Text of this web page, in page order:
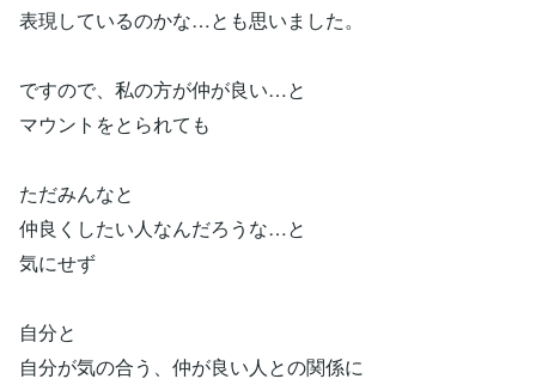
表現しているのかな…とも思いました。
ですので、私の方が仲が良い…と
マウントをとられても
ただみんなと
仲良くしたい人なんだろうな…と
気にせず
自分と
自分が気の合う、仲が良い人との関係に